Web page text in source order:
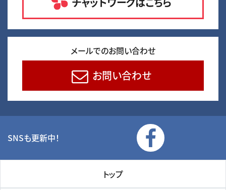
メールでのお問い合わせ
お問い合わせ
SNSも更新中！
トップ